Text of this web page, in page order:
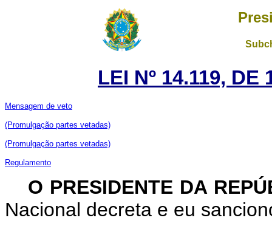
LEI Nº 14.119, DE
Mensagem de veto
(Promulgação partes vetadas)
(Promulgação partes vetadas)
Regulamento
O PRESIDENTE DA
Nacional decreta e eu